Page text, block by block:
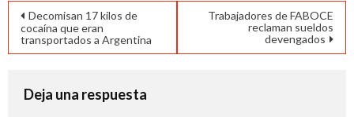
Navegación
de
Decomisan 17 kilos de
cocaína que eran
transportados a Argentina
Trabajadores de FABOCE
reclaman sueldos
devengados
Deja una respuesta